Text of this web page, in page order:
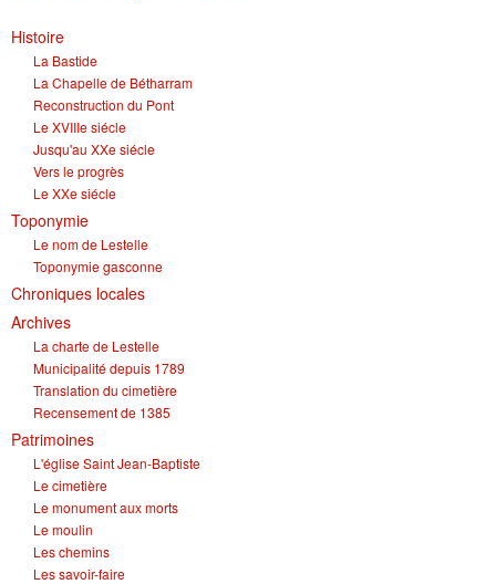
Histoire
La Bastide
La Chapelle de Bétharram
Reconstruction du Pont
Le XVIIIe siécle
Jusqu'au XXe siécle
Vers le progrès
Le XXe siécle
Toponymie
Le nom de Lestelle
Toponymie gasconne
Chroniques locales
Archives
La charte de Lestelle
Municipalité depuis 1789
Translation du cimetière
Recensement de 1385
Patrimoines
L'église Saint Jean-Baptiste
Le cimetière
Le monument aux morts
Le moulin
Les chemins
Les savoir-faire